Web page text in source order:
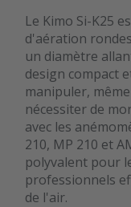
Le Kimo Si-K25
d'aération
un diamètre
design compact
manipuler,
nécessiter de
avec les
210, MP 210 et
polyvalent pour
professionnels
de l'air.